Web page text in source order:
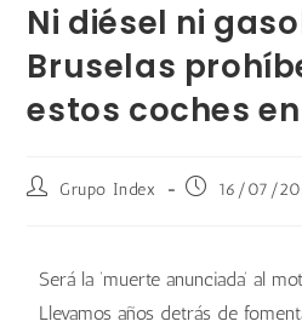
Ni diésel ni
Bruselas
estos coches
Grupo Index 16/07/
Será la ‘muerte anunciada’ al
Llevamos años detrás de